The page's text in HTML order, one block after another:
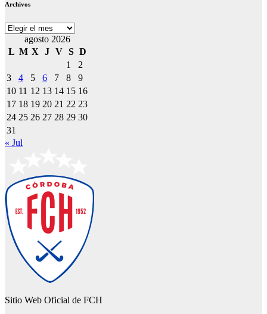
Archivos
Archivos
agosto 2026
L M X J V S D
1
2
3
4 5 6 7 8
9
10 11 12 13 14 15 16
17 18 19 20 21 22 23
24 25 26 27 28 29 30
31
« Jul
Sitio Web Oficial de FCH